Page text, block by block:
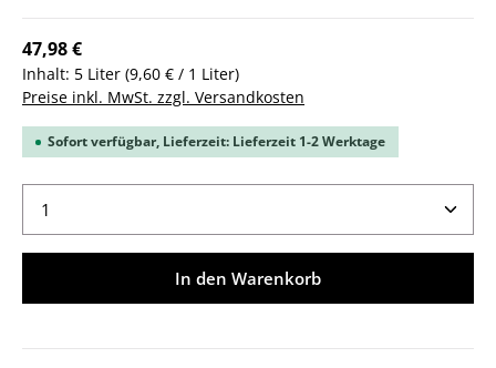
47,98 €
Inhalt: 5 Liter (9,60 € / 1 Liter)
Preise inkl. MwSt. zzgl. Versandkosten
Sofort verfügbar, Lieferzeit: Lieferzeit 1-2 Werktage
Produkt Anzahl: Gib den gewünschten Wert ein
In den Warenkorb